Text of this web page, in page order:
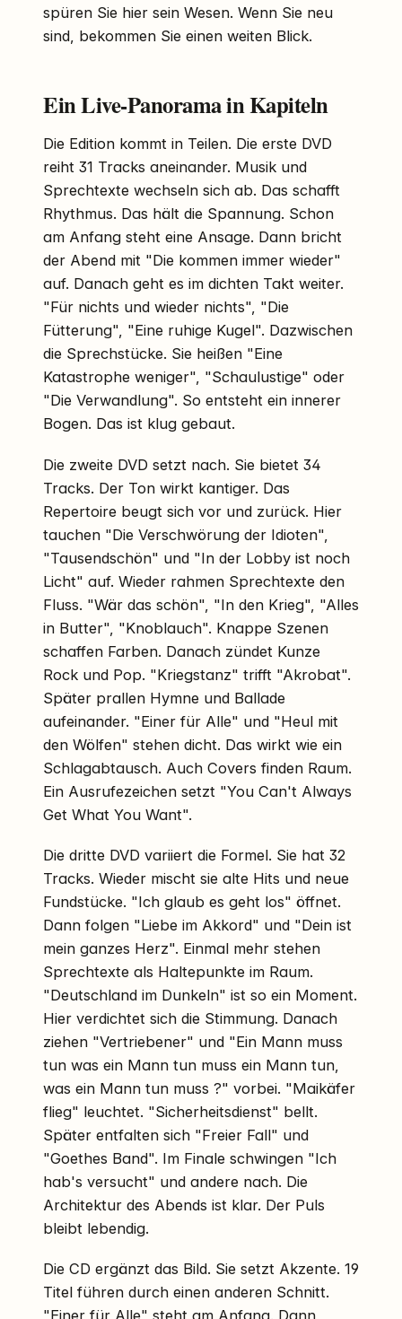
spüren Sie hier sein Wesen. Wenn Sie neu
sind, bekommen Sie einen weiten Blick.
Ein Live-Panorama in Kapiteln
Die Edition kommt in Teilen. Die erste DVD
reiht 31 Tracks aneinander. Musik und
Sprechtexte wechseln sich ab. Das schafft
Rhythmus. Das hält die Spannung. Schon
am Anfang steht eine Ansage. Dann bricht
der Abend mit "Die kommen immer wieder"
auf. Danach geht es im dichten Takt weiter.
"Für nichts und wieder nichts", "Die
Fütterung", "Eine ruhige Kugel". Dazwischen
die Sprechstücke. Sie heißen "Eine
Katastrophe weniger", "Schaulustige" oder
"Die Verwandlung". So entsteht ein innerer
Bogen. Das ist klug gebaut.
Die zweite DVD setzt nach. Sie bietet 34
Tracks. Der Ton wirkt kantiger. Das
Repertoire beugt sich vor und zurück. Hier
tauchen "Die Verschwörung der Idioten",
"Tausendschön" und "In der Lobby ist noch
Licht" auf. Wieder rahmen Sprechtexte den
Fluss. "Wär das schön", "In den Krieg", "Alles
in Butter", "Knoblauch". Knappe Szenen
schaffen Farben. Danach zündet Kunze
Rock und Pop. "Kriegstanz" trifft "Akrobat".
Später prallen Hymne und Ballade
aufeinander. "Einer für Alle" und "Heul mit
den Wölfen" stehen dicht. Das wirkt wie ein
Schlagabtausch. Auch Covers finden Raum.
Ein Ausrufezeichen setzt "You Can't Always
Get What You Want".
Die dritte DVD variiert die Formel. Sie hat 32
Tracks. Wieder mischt sie alte Hits und neue
Fundstücke. "Ich glaub es geht los" öffnet.
Dann folgen "Liebe im Akkord" und "Dein ist
mein ganzes Herz". Einmal mehr stehen
Sprechtexte als Haltepunkte im Raum.
"Deutschland im Dunkeln" ist so ein Moment.
Hier verdichtet sich die Stimmung. Danach
ziehen "Vertriebener" und "Ein Mann muss
tun was ein Mann tun muss ein Mann tun,
was ein Mann tun muss ?" vorbei. "Maikäfer
flieg" leuchtet. "Sicherheitsdienst" bellt.
Später entfalten sich "Freier Fall" und
"Goethes Band". Im Finale schwingen "Ich
hab's versucht" und andere nach. Die
Architektur des Abends ist klar. Der Puls
bleibt lebendig.
Die CD ergänzt das Bild. Sie setzt Akzente. 19
Titel führen durch einen anderen Schnitt.
"Einer für Alle" steht am Anfang. Dann